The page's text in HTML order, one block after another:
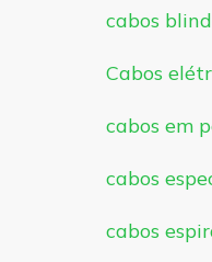
cabos
Cabos
cabos em
cabos
cabos